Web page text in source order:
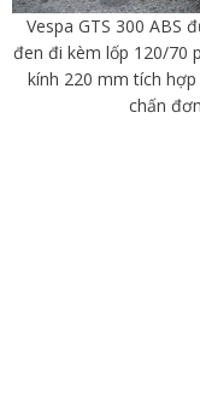
Vespa GTS 300 ABS
đen đi kèm lốp 120/70
kính 220 mm tích
chấn